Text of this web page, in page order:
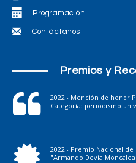
Programación
Contáctanos
Premios y
2022 - Mención de honor
Categoría: periodismo
2022 - Premio Nacional
"Armando Devia